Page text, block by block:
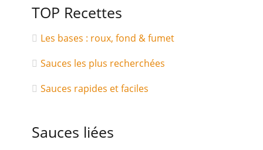
TOP Recettes
Les bases : roux, fond & fumet
Sauces les plus recherchées
Sauces rapides et faciles
Sauces liées